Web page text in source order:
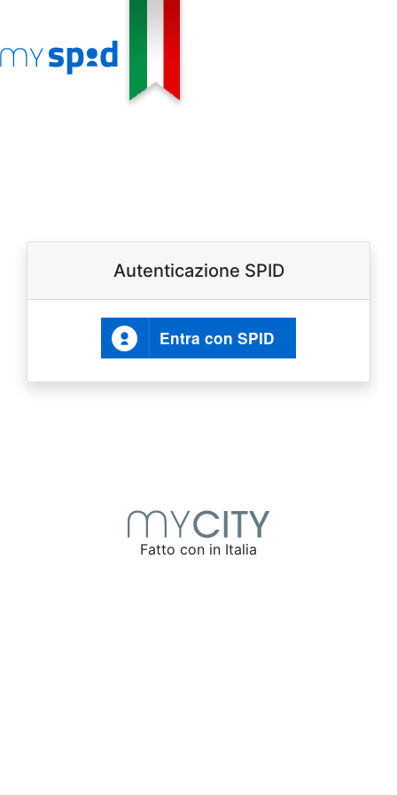
Autenticazione SPID
Entra con SPID
Fatto con in Italia